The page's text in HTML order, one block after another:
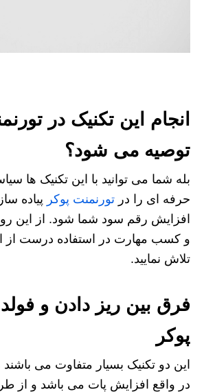
انجام این تکنیک در
توصیه می شود؟
بله شما می توانید با این تکنیک ها
حرفه ای را در تورنمنت پوکر پیاده
افزایش رقم سود شما شود. از این رو
و کسب مهارت در استفاده درست از
تلاش نمایید.
فرق بین ریز دادن و
پوکر
این دو تکنیک بسیار متفاوت می باشند
در واقع افزایش پات می باشد و از